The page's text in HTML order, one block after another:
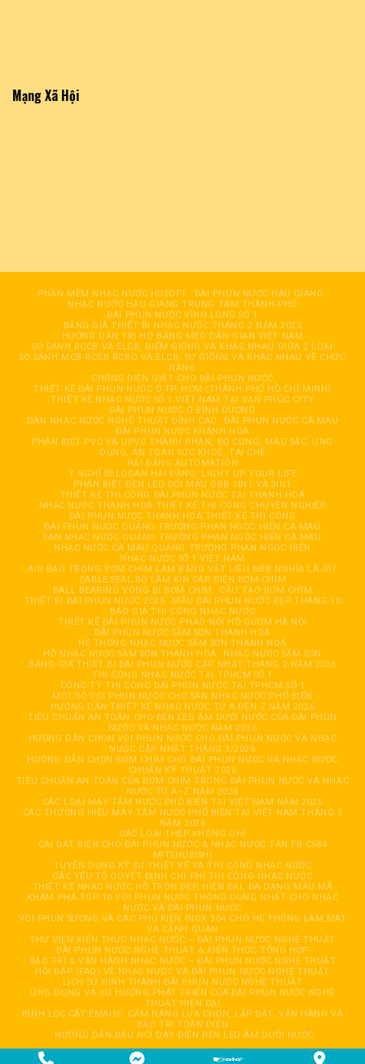
Mạng Xã Hội
PHẦN MỀM NHẠC NƯỚC HDSOFT
ĐÀI PHUN NƯỚC HÂỤ GIANG
NHẠC NƯỚC HẬU GIANG TRUNG TÂM THÀNH PHỐ
ĐÀI PHUN NƯỚC VĨNH LONG SỐ 1
BẢNG GIÁ THIẾT BỊ NHẠC NƯỚC THÁNG 2 NĂM 2025
HƯỚNG DẪN TRỊ HO BẰNG MẸO DÂN GIAN VIỆT NAM
SO SÁNH RCCB VÀ ELCB, ĐIỂM GIỐNG VÀ KHÁC NHAU GIỮA 2 LOẠI
SO SÁNH MCB RCCB RCBO VÀ ELCB: SỰ GIỐNG VÀ KHÁC NHAU VỀ CHỨC
NĂNG
CHỐNG ĐIỆN GIẬT CHO ĐÀI PHUN NƯỚC
THIẾT KẾ ĐÀI PHUN NƯỚC Ở TP. HCM (THÀNH PHỐ HỒ CHÍ MINH)
THIẾT KẾ NHẠC NƯỚC SỐ 1 VIỆT NAM TẠI VẠN PHÚC CITY
ĐÀI PHUN NƯỚC Ở BÌNH DƯƠNG
DÀN NHẠC NƯỚC NGHỆ THUẬT ĐỈNH CAO
ĐÀI PHUN NƯỚC CÀ MAU
ĐÀI PHUN NƯỚC KHÁNH HOÀ
PHÂN BIỆT PVC VÀ UPVC THÀNH PHẦN, ĐỘ CỨNG, MÀU SẮC, ỨNG
DỤNG, AN TOÀN SỨC KHOẺ, TÁI CHẾ
HẢI ĐĂNG AUTOMATION
Ý NGHĨ SOLOGAN HẢI ĐĂNG: LIGHT UP YOUR LIFE
PHÂN BIỆT ĐÈN LED ĐỔI MÀU GRB 1IN1 VÀ 3IN1
THIẾT KẾ THI CÔNG ĐÀI PHUN NƯỚC TẠI THANH HOÁ
NHẠC NƯỚC THANH HOÁ THIẾT KẾ THI CÔNG CHUYÊN NGHIỆP
ĐÀI PHUN NƯỚC THANH HOÁ THIẾT KẾ THI CÔNG
ĐÀI PHUN NƯỚC QUẢNG TRƯỜNG PHAN NGỌC HIỂN CÀ MAU
SÀN NHẠC NƯỚC QUẢNG TRƯỜNG PHAN NGỌC HIỂN CÀ MAU
NHẠC NƯỚC CÀ MAU QUẢNG TRƯỜNG PHAN NGỌC HIỂN
NHẠC NƯỚC SỐ 1 VIỆT NAM
AIR BAG TRONG BƠM CHÌM LÀM BẰNG VẬT LIỆU NBR NGHĨA LÀ GÌ?
CABLE SEAL BỘ LÀM KÍN CÁP ĐIỆN BƠM CHÌM
BALL BEARING VÒNG BI BƠM CHÌM
CẦU TẠO BƠM CHÌM
THIẾT BỊ ĐÀI PHUN NƯỚC 2025
MẪU ĐÀI PHUN NƯỚC ĐẸP THÁNG 10
BÁO GIÁ THI CÔNG NHẠC NƯỚC
THIẾT KẾ ĐÀI PHUN NƯỚC PHAO NỔI HỒ GƯƠM HÀ NỘI
ĐÀI PHUN NƯỚC SẦM SƠN THANH HOÁ
HỆ THỐNG NHẠC NƯỚC SẦM SƠN THANH HOÁ
HỒ NHẠC NƯỚC SẦM SƠN THANH HOÁ
NHẠC NƯỚC SẦM SƠN
BẢNG GIÁ THIẾT BỊ ĐÀI PHUN NƯỚC CẬP NHẬT THÁNG 2 NĂM 2026
THI CÔNG NHẠC NƯỚC TẠI TPHCM SỐ 1
CÔNG TY THI CÔNG ĐÀI PHUN NƯỚC TẠI TPHCM SỐ 1
MỘT SỐ VÒI PHUN NƯỚC CHO SÀN NHẠC NƯỚC PHỔ BIẾN
HƯỚNG DẪN THIẾT KẾ NHẠC NƯỚC TỪ A ĐẾN Z NĂM 2026
TIÊU CHUẨN AN TOÀN CHO ĐÈN LED ÂM DƯỚI NƯỚC CỦA ĐÀI PHUN
NƯỚC VÀ NHẠC NƯỚC NĂM 2026
HƯỚNG DẪN CHỌN VÒI PHUN NƯỚC CHO ĐÀI PHUN NƯỚC VÀ NHẠC
NƯỚC CẬP NHẬT THÁNG 3/2026
HƯỚNG DẪN CHỌN BƠM CHÌM CHO ĐÀI PHUN NƯỚC VÀ NHẠC NƯỚC
CHUẨN KỸ THUẬT 2026
TIÊU CHUẨN AN TOÀN CỦA BƠM CHÌM TRONG ĐÀI PHUN NƯỚC VÀ NHẠC
NƯỚC TỪ A–Z NĂM 2026
CÁC LOẠI MÁY TĂM NƯỚC PHỔ BIẾN TẠI VIỆT NAM NĂM 2026
CÁC THƯƠNG HIỆU MÁY TĂM NƯỚC PHỔ BIẾN TẠI VIỆT NAM THÁNG 3
NĂM 2026
CÁC LOẠI THÉP KHÔNG GHỈ
CÀI ĐẶT BIẾN CHO ĐÀI PHUN NƯỚC & NHẠC NƯỚC TẦN FR-CS84
MITSHUBISHI
TUYỂN DỤNG KỸ SƯ THIẾT KẾ VÀ THI CÔNG NHẠC NƯỚC
CÁC YẾU TỐ QUYẾT ĐỊNH CHI PHÍ THI CÔNG NHẠC NƯỚC
THIẾT KẾ NHẠC NƯỚC HỒ TRÒN ĐẸP, HIỆN ĐẠI, ĐA DẠNG MẪU MÃ
KHÁM PHÁ TOP 10 VÒI PHUN NƯỚC THÔNG DỤNG NHẤT CHO NHẠC
NƯỚC VÀ ĐÀI PHUN NƯỚC
VÒI PHUN SƯƠNG VÀ CÁC PHỤ KIỆN INOX 304 CHO HỆ THỐNG LÀM MÁT
VÀ CẢNH QUAN
THƯ VIỆN KIẾN THỨC NHẠC NƯỚC – ĐÀI PHUN NƯỚC NGHỆ THUẬT
ĐÀI PHUN NƯỚC NGHỆ THUẬT & KIẾN THỨC TỔNG HỢP
BẢO TRÌ & VẬN HÀNH NHẠC NƯỚC – ĐÀI PHUN NƯỚC NGHỆ THUẬT
HỎI ĐÁP (FAQ) VỀ NHẠC NƯỚC VÀ ĐÀI PHUN NƯỚC NGHỆ THUẬT
LỊCH SỬ HÌNH THÀNH ĐÀI PHUN NƯỚC NGHỆ THUẬT
ỨNG DỤNG VÀ XU HƯỚNG PHÁT TRIỂN CỦA ĐÀI PHUN NƯỚC NGHỆ
THUẬT HIỆN ĐẠI
BÌNH LỌC CÁT EMAUX: CẨM NANG LỰA CHỌN, LẮP ĐẶT, VẬN HÀNH VÀ
BẢO TRÌ TOÀN DIỆN
HƯỚNG DẪN ĐẤU NỐI DÂY ĐIỆN ĐÈN LED ÂM DƯỚI NƯỚC
Copyright 2026 © CÔNG TY TNHH TỰ ĐỘNG HOÁ GIẢI TRÍ HẢI ĐĂNG. All